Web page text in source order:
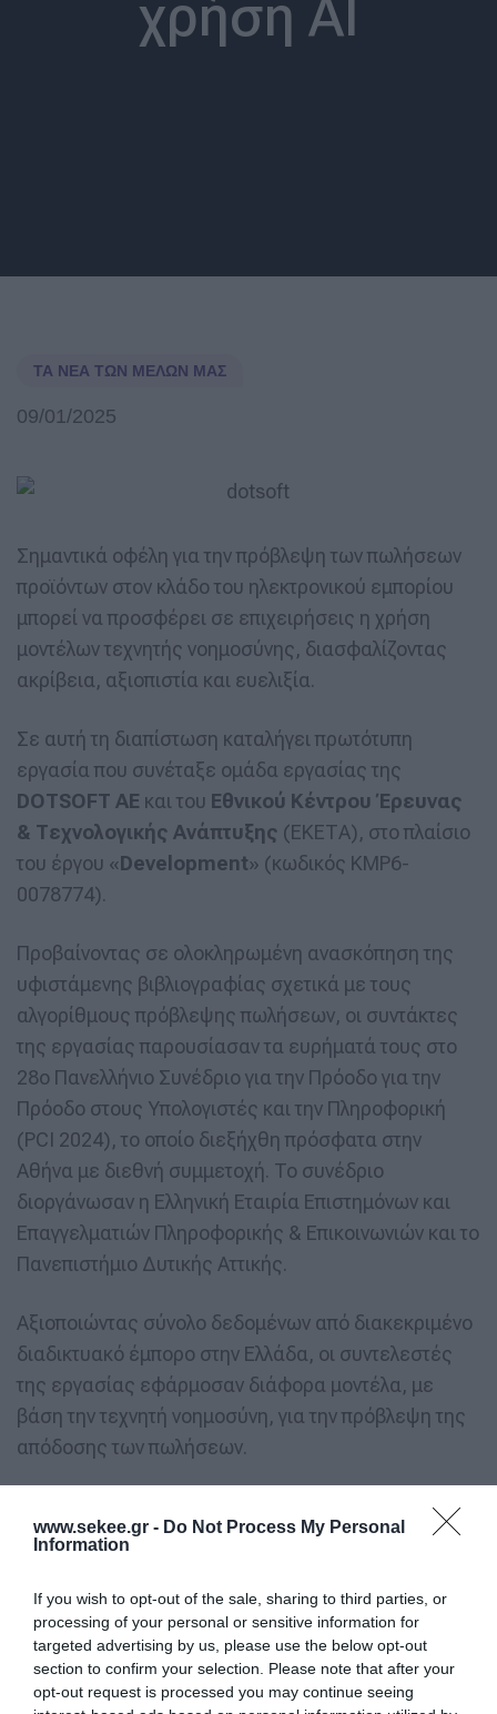
www.sekee.gr - Do Not Process My Personal
Information
If you wish to opt-out of the sale, sharing to third parties, or
processing of your personal or sensitive information for
targeted advertising by us, please use the below opt-out
section to confirm your selection. Please note that after your
opt-out request is processed you may continue seeing
χρήση ΑΙ
ΤΑ ΝΈΑ ΤΩΝ ΜΕΛΏΝ ΜΑΣ
09/01/2025
Σημαντικά οφέλη για την πρόβλεψη των πωλήσεων
προϊόντων στον κλάδο του ηλεκτρονικού εμπορίου
μπορεί να προσφέρει σε επιχειρήσεις η χρήση
μοντέλων τεχνητής νοημοσύνης, διασφαλίζοντας
ακρίβεια, αξιοπιστία και ευελιξία.
Σε αυτή τη διαπίστωση καταλήγει πρωτότυπη
εργασία που συνέταξε ομάδα εργασίας της
DOTSOFT AE και του Εθνικού Κέντρου Έρευνας
& Τεχνολογικής Ανάπτυξης (ΕΚΕΤΑ), στο πλαίσιο
του έργου «Develοpment» (κωδικός KMP6-
0078774).
Προβαίνοντας σε ολοκληρωμένη ανασκόπηση της
υφιστάμενης βιβλιογραφίας σχετικά με τους
αλγορίθμους πρόβλεψης πωλήσεων, οι συντάκτες
της εργασίας παρουσίασαν τα ευρήματά τους στο
28ο Πανελλήνιο Συνέδριο για την Πρόοδο για την
Πρόοδο στους Υπολογιστές και την Πληροφορική
(PCI 2024), το οποίο διεξήχθη πρόσφατα στην
Αθήνα με διεθνή συμμετοχή. To συνέδριο
διοργάνωσαν η Ελληνική Εταιρία Επιστημόνων και
Επαγγελματιών Πληροφορικής & Επικοινωνιών και το
Πανεπιστήμιο Δυτικής Αττικής.
Αξιοποιώντας σύνολο δεδομένων από διακεκριμένο
διαδικτυακό έμπορο στην Ελλάδα, οι συντελεστές
της εργασίας εφάρμοσαν διάφορα μοντέλα, με
βάση την τεχνητή νοημοσύνη, για την πρόβλεψη της
απόδοσης των πωλήσεων.
Τα αποτελέσματα στα οποία κατέληξαν, κατέδειξαν
την αποτελεσματικότητα των αλγορίθμων της
σύνθετων προτύπων εντός του πεδίου των
διαθέσιμων δεδομένων, οδηγώντας σε βελτιωμένη
ακρίβεια πρόβλεψης σε σχέση με τις συμβατικές
μεθόδους. Αυτό ισχύει πολύ περισσότερο, όπως